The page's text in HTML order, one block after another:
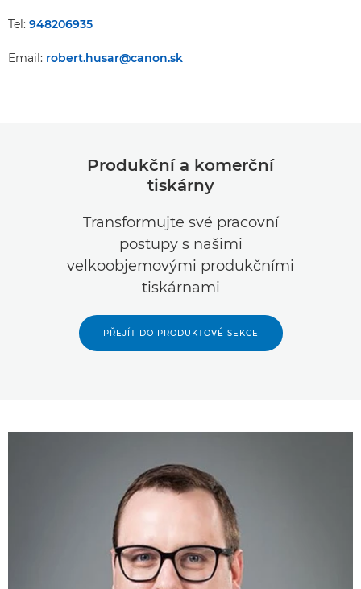
Tel: 948206935
Email: robert.husar@canon.sk
Produkční a komerční
tiskárny
Transformujte své pracovní
postupy s našimi
velkoobjemovými produkčními
tiskárnami
PŘEJÍT DO PRODUKTOVÉ SEKCE